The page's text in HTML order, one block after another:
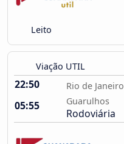
Leito
Viação UTIL
22:50 Rio de Janeiro
05:55 Guarulhos
Rodoviária